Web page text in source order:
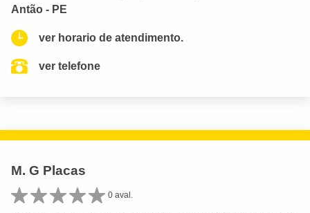
Antão - PE
ver horario de atendimento.
ver telefone
M. G Placas
0 aval.